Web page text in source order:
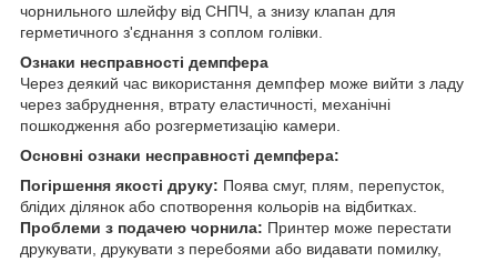
чорнильного шлейфу від СНПЧ, а знизу клапан для
герметичного з'єднання з соплом голівки.
Ознаки несправності демпфера
Через деякий час використання демпфер може вийти з ладу
через забруднення, втрату еластичності, механічні
пошкодження або розгерметизацію камери.
Основні ознаки несправності демпфера:
Погіршення якості друку: Поява смуг, плям, перепусток,
блідих ділянок або спотворення кольорів на відбитках.
Проблеми з подачею чорнила: Принтер може перестати
друкувати, друкувати з перебоями або видавати помилку,